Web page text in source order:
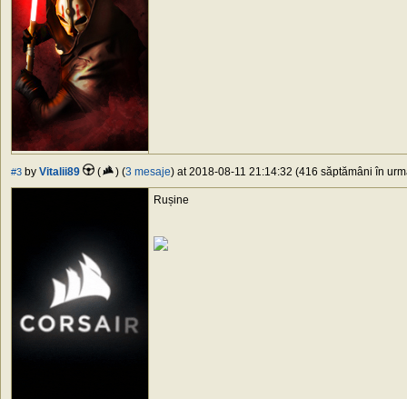
#3 by Vitalii89 ( ) (3 mesaje) at 2018-08-11 21:14:32 (416 săptămâni în
Rușine